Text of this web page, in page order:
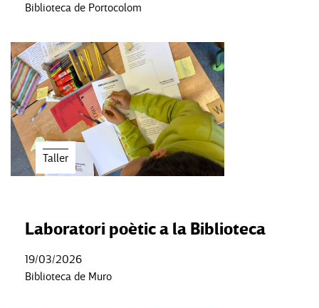
Biblioteca de Portocolom
Taller
Laboratori poètic a la Biblioteca
19/03/2026
Biblioteca de Muro